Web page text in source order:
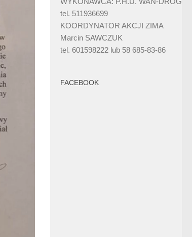
tel. 511936699
KOORDYNATOR AKCJI ZIMA
Marcin SAWCZUK
tel. 601598222 lub 58 685-83-86
FACEBOOK